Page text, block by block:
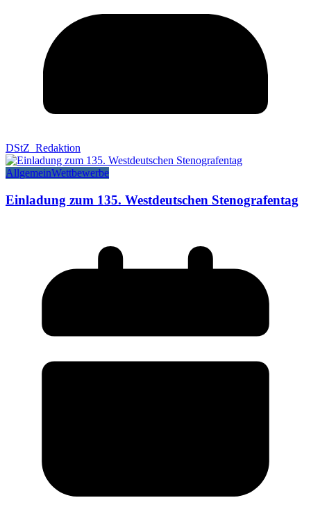
DStZ_Redaktion
AllgemeinWettbewerbe
Einladung zum 135. Westdeutschen Stenografentag